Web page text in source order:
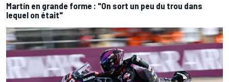
Martín en grande forme : "On sort un peu du trou dans
lequel on était"